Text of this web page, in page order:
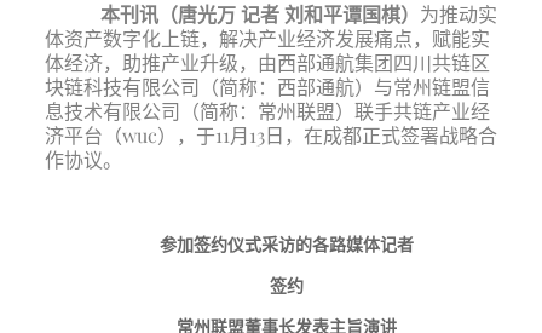
本刊讯（唐光万 记者 刘和平谭国棋） 为推动实
体资产数字化上链，解决产业经济发展痛点，赋能实
体经济，助推产业升级，由西部通航集团四川共链区
块链科技有限公司（简称：西部通航）与常州链盟信
息技术有限公司（简称：常州联盟）联手共链产业经
济平台（wuc），于11月13日，在成都正式签署战略合
作协议。
参加签约仪式采访的各路媒体记者
签约
常州联盟董事长发表主旨演讲